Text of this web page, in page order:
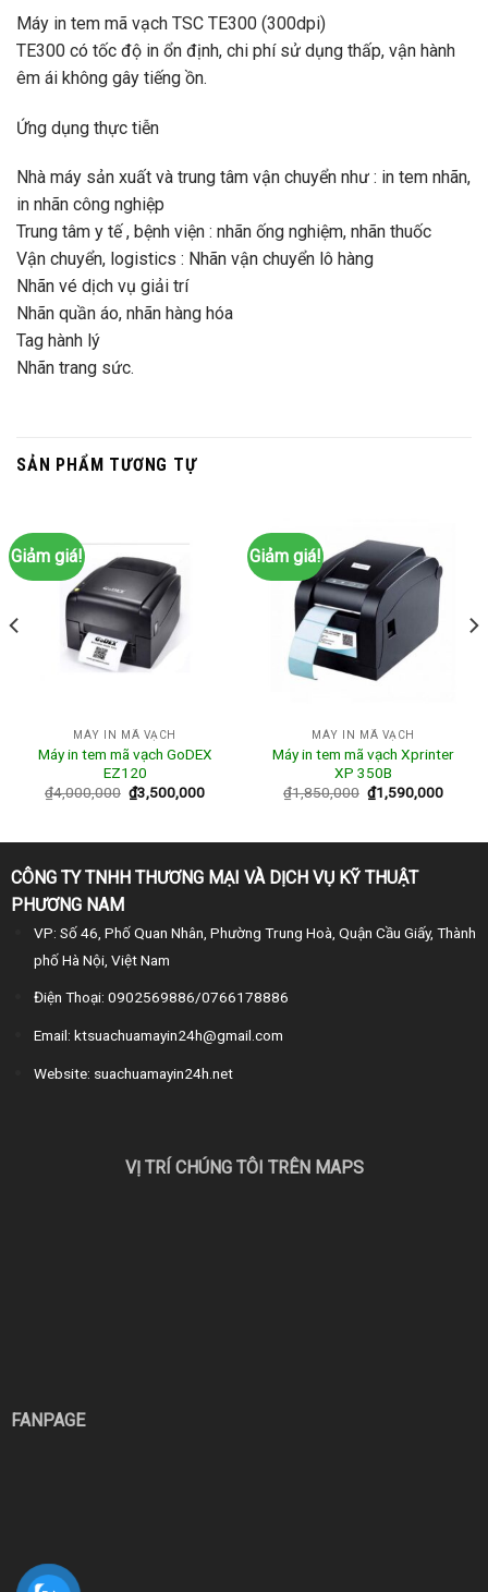
Máy in tem mã vạch TSC TE300 (300dpi)
TE300 có tốc độ in ổn định, chi phí sử dụng thấp, vận hành
êm ái không gây tiếng ồn.
Ứng dụng thực tiễn
Nhà máy sản xuất và trung tâm vận chuyển như : in tem nhãn,
in nhãn công nghiệp
Trung tâm y tế , bệnh viện : nhãn ống nghiệm, nhãn thuốc
Vận chuyển, logistics : Nhãn vận chuyển lô hàng
Nhãn vé dịch vụ giải trí
Nhãn quần áo, nhãn hàng hóa
Tag hành lý
Nhãn trang sức.
SẢN PHẨM TƯƠNG TỰ
Giảm giá!
MÁY IN MÃ VẠCH
Máy in tem mã vạch GoDEX
EZ120
₫4,000,000 ₫3,500,000
Giảm giá!
MÁY IN MÃ VẠCH
Máy in tem mã vạch Xprinter
XP 350B
₫1,850,000 ₫1,590,000
CÔNG TY TNHH THƯƠNG MẠI VÀ DỊCH VỤ KỸ THUẬT
PHƯƠNG NAM
VP: Số 46, Phố Quan Nhân, Phường Trung Hoà, Quận Cầu Giấy, Thành
phố Hà Nội, Việt Nam
Điện Thoại: 0902569886/0766178886
Email: ktsuachuamayin24h@gmail.com
Website: suachuamayin24h.net
VỊ TRÍ CHÚNG TÔI TRÊN MAPS
FANPAGE